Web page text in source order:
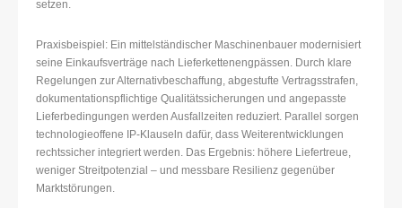
setzen.
Praxisbeispiel: Ein mittelständischer Maschinenbauer modernisiert
seine Einkaufsverträge nach Lieferkettenengpässen. Durch klare
Regelungen zur Alternativbeschaffung, abgestufte Vertragsstrafen,
dokumentationspflichtige Qualitätssicherungen und angepasste
Lieferbedingungen werden Ausfallzeiten reduziert. Parallel sorgen
technologieoffene IP-Klauseln dafür, dass Weiterentwicklungen
rechtssicher integriert werden. Das Ergebnis: höhere Liefertreue,
weniger Streitpotenzial – und messbare Resilienz gegenüber
Marktstörungen.